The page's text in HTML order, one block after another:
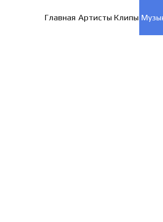
Главная Артисты Клипы